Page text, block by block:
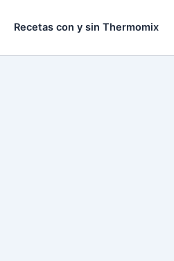
Recetas con y sin Thermomix